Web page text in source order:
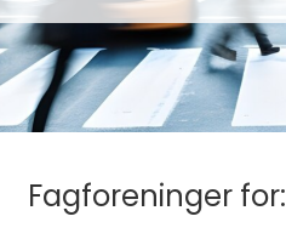
Fagforeninger